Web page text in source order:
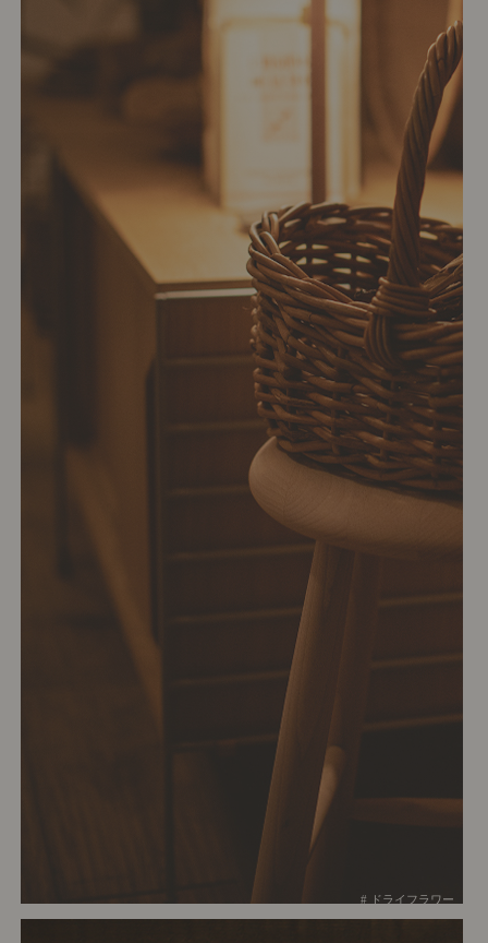
# ドライフラワー